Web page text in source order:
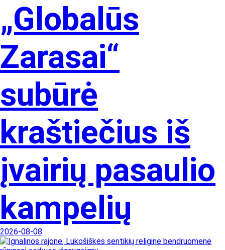
„Globalūs
Zarasai“
subūrė
kraštiečius iš
įvairių pasaulio
kampelių
2026-08-08